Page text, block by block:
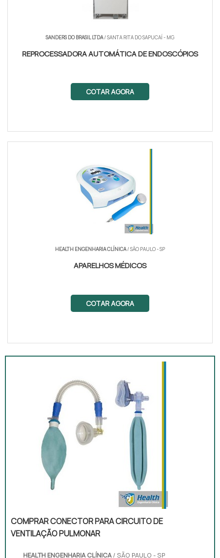
SANDERS DO BRASIL LTDA/ SANTA RITA DO SAPUCAÍ - MG
REPROCESSADORA AUTOMÁTICA DE ENDOSCÓPIOS
COTAR AGORA
HEALTH ENGENHARIA CLÍNICA/ SÃO PAULO - SP
APARELHOS MÉDICOS
COTAR AGORA
COMPRAR CONECTOR PARA CIRCUITO DE
VENTILAÇÃO PULMONAR
HEALTH ENGENHARIA CLÍNICA / SÃO PAULO - SP